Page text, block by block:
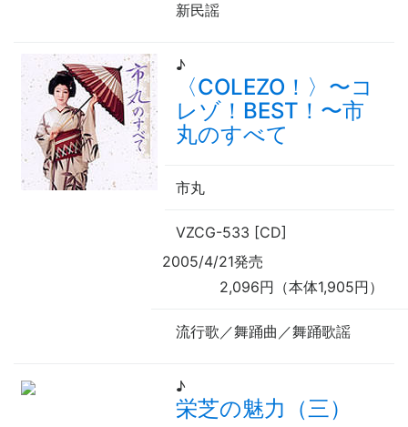
新民謡
♪
〈COLEZO！〉 〜コ
レゾ！BEST！ 〜市
丸のすべて
市丸
VZCG-533 [CD]
2005/4/21発売
2,096円（本体1,905円）
流行歌／舞踊曲／舞踊歌謡
♪
栄芝の魅力（三）